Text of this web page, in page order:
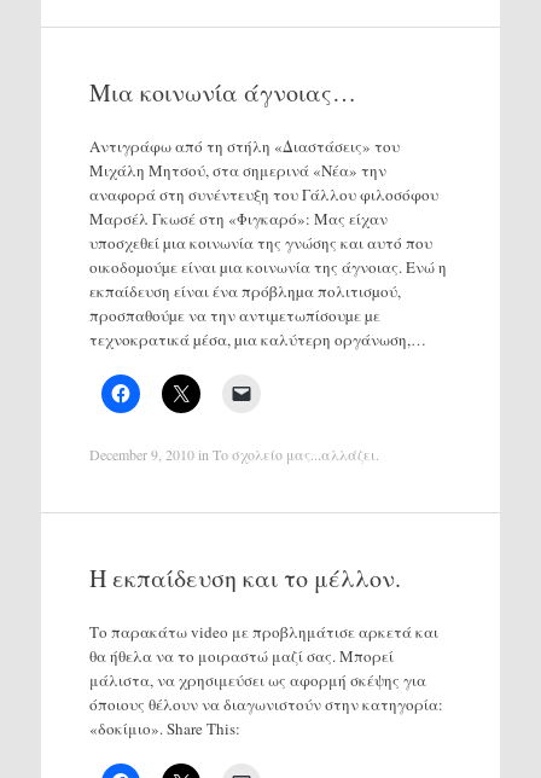
Μια κοινωνία άγνοιας…
Αντιγράφω από τη στήλη «Διαστάσεις» του
Μιχάλη Μητσού, στα σημερινά «Νέα» την
αναφορά στη συνέντευξη του Γάλλου φιλοσόφου
Μαρσέλ Γκωσέ στη «Φιγκαρό»: Μας είχαν
υποσχεθεί µια κοινωνία της γνώσης και αυτό που
οικοδοµούµε είναι µια κοινωνία της άγνοιας. Ενώ η
εκπαίδευση είναι ένα πρόβληµα πολιτισµού,
προσπαθούµε να την αντιµετωπίσουµε µε
τεχνοκρατικά µέσα, µια καλύτερη οργάνωση,…
December 9, 2010in Το σχολείο μας...αλλάζει
Η εκπαίδευση και το μέλλον.
Το παρακάτω video με προβλημάτισε αρκετά και
θα ήθελα να το μοιραστώ μαζί σας. Μπορεί
μάλιστα, να χρησιμεύσει ως αφορμή σκέψης για
όποιους θέλουν να διαγωνιστούν στην κατηγορία:
«δοκίμιο». Share This: